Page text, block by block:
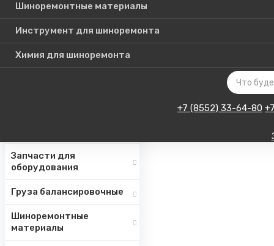
Шиноремонтные материалы
Инструмент для шиноремонта
Химия для шиноремонта
+7 (8552) 33-64-80
Шиномонтажное
Запчасти для
оборудования
Груза балансировочные
Шиноремонтные
материалы